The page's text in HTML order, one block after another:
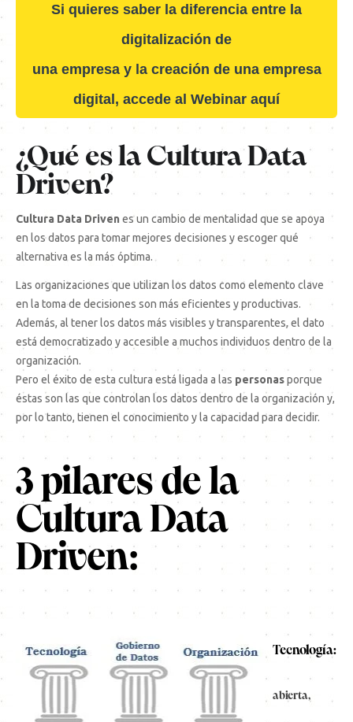
Si quieres saber la diferencia entre la
digitalización de
una empresa y la creación de una empresa
digital, accede al Webinar aquí
¿Qué es la Cultura Data
Driven?
Cultura Data Driven es un cambio de mentalidad que se apoya
en los datos para tomar mejores decisiones y escoger qué
alternativa es la más óptima.
Las organizaciones que utilizan los datos como elemento clave
en la toma de decisiones son más eficientes y productivas.
Además, al tener los datos más visibles y transparentes, el dato
está democratizado y accesible a muchos individuos dentro de la
organización.
Pero el éxito de esta cultura está ligada a las personasporque
éstas son las que controlan los datos dentro de la organización y,
por lo tanto, tienen el conocimiento y la capacidad para decidir.
3 pilares de la
Cultura Data
Driven:
Tecnología:
abierta,